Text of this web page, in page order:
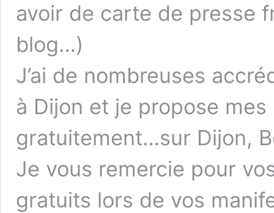
avoir de carte de presse
blog…)
J’ai de nombreuses
à Dijon et je propose
gratuitement…sur Dijon,
Je vous remercie pour
gratuits lors de vos